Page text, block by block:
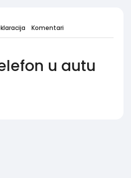
Komentari
u autu